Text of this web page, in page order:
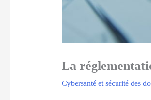
La
Cybersanté et sécurité des